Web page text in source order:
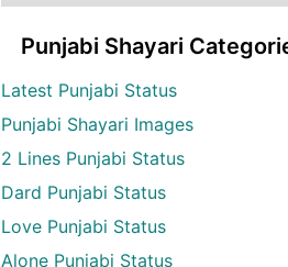
Punjabi Shayari
Latest Punjabi Status
Punjabi Shayari Images
2 Lines Punjabi Status
Dard Punjabi Status
Love Punjabi Status
Alone Punjabi Status